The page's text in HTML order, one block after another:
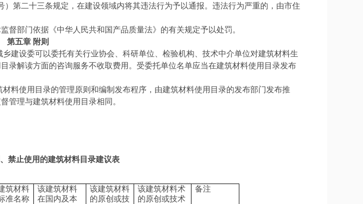
）第二十三条规定，在建设领域内将其违法行为予以通报。违法行为严重的，由市住
督部门依据《中华人民共和国产品质量法》的有关规定予以处罚。
第五章 附则
建设委可以委托有关行业协会、科研单位、检验机构、技术中介单位对建筑材料生
录解读方面的咨询服务不收取费用。受委托单位名单应当在建筑材料使用目录发布
料使用目录的管理原则和编制发布程序，由建筑材料使用目录的发布部门发布推
管理与建筑材料使用目录相同。
禁止使用的建筑材料目录建议表
筑材料
准名称
该建筑材料
在国内及本
该建筑材料
的原创或技
该建筑材料术
的原创或技术
备注